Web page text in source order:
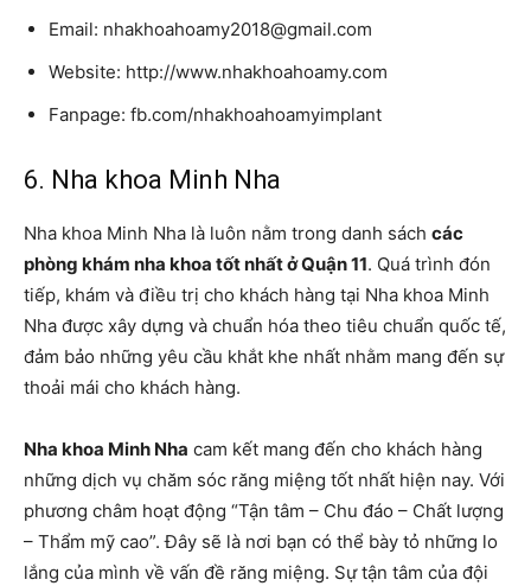
Email: nhakhoahoamy2018@gmail.com
Website: http://www.nhakhoahoamy.com
Fanpage: fb.com/nhakhoahoamyimplant
6. Nha khoa Minh Nha
Nha khoa Minh Nha là luôn nằm trong danh sách các
phòng khám nha khoa tốt nhất ở Quận 11. Quá trình đón
tiếp, khám và điều trị cho khách hàng tại Nha khoa Minh
Nha được xây dựng và chuẩn hóa theo tiêu chuẩn quốc tế,
đảm bảo những yêu cầu khắt khe nhất nhằm mang đến sự
thoải mái cho khách hàng.
Nha khoa Minh Nha cam kết mang đến cho khách hàng
những dịch vụ chăm sóc răng miệng tốt nhất hiện nay. Với
phương châm hoạt động “Tận tâm – Chu đáo – Chất lượng
– Thẩm mỹ cao”. Đây sẽ là nơi bạn có thể bày tỏ những lo
lắng của mình về vấn đề răng miệng. Sự tận tâm của đội